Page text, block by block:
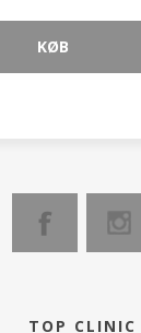
forhøjet
strækmærker og
TOP CLINIC